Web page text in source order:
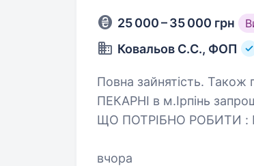
25 000 – 35 000 грн
Ковальов С.С., ФОП
Повна зайнятість. Також готові взяти
ПЕКАРНІ в м.Ірпінь
ЩО ПОТРІБНО РОБИТИ : Продавати свіжу, ароматну випічку, каву
вчора